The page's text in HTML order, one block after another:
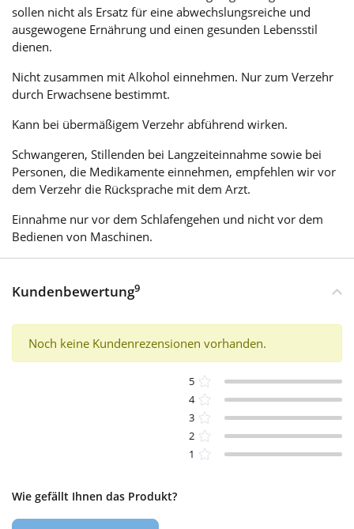
sollen nicht als Ersatz für eine abwechslungsreiche und
ausgewogene Ernährung und einen gesunden Lebensstil
dienen.
Nicht zusammen mit Alkohol einnehmen. Nur zum Verzehr
durch Erwachsene bestimmt.
Kann bei übermäßigem Verzehr abführend wirken.
Schwangeren, Stillenden bei Langzeiteinnahme sowie bei
Personen, die Medikamente einnehmen, empfehlen wir vor
dem Verzehr die Rücksprache mit dem Arzt.
Einnahme nur vor dem Schlafengehen und nicht vor dem
Bedienen von Maschinen.
Kundenbewertung9
Noch keine Kundenrezensionen vorhanden.
5
4
3
2
1
Wie gefällt Ihnen das Produkt?